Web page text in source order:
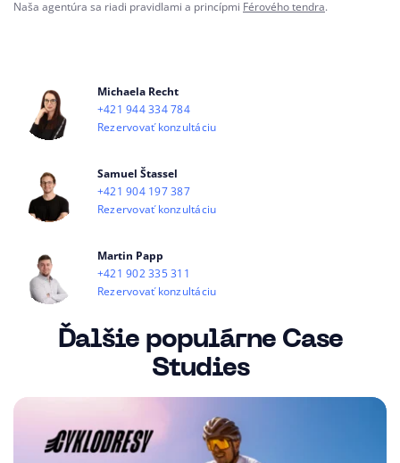
Michaela Recht
+421 944 334 784
Rezervovať konzultáciu
Samuel Štassel
+421 904 197 387
Rezervovať konzultáciu
Martin Papp
+421 902 335 311
Rezervovať konzultáciu
Naša agentúra sa riadi pravidlami a princípmi Férového tendra.
Ďalšie populárne Case
Studies